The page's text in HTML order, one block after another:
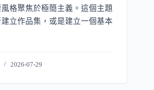
格聚焦於極簡主義。這個主題
立作品集，或是建立一個基本
2026-07-29